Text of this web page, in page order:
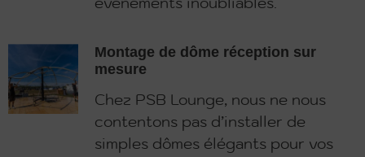
événements inoubliables.
Montage de dôme réception sur
mesure
Chez PSB Lounge, nous ne nous
contentons pas d’installer de
simples dômes élégants pour vos